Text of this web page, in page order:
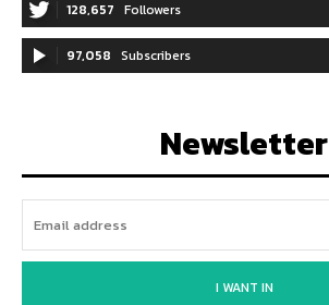
128,657 Followers
97,058 Subscribers
Newsletter
I WANT IN